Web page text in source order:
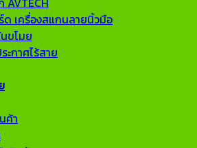
ด เครื่องสแกนลายนิ้วมือ
โมย
ะกาศไร้สาย
ค้า